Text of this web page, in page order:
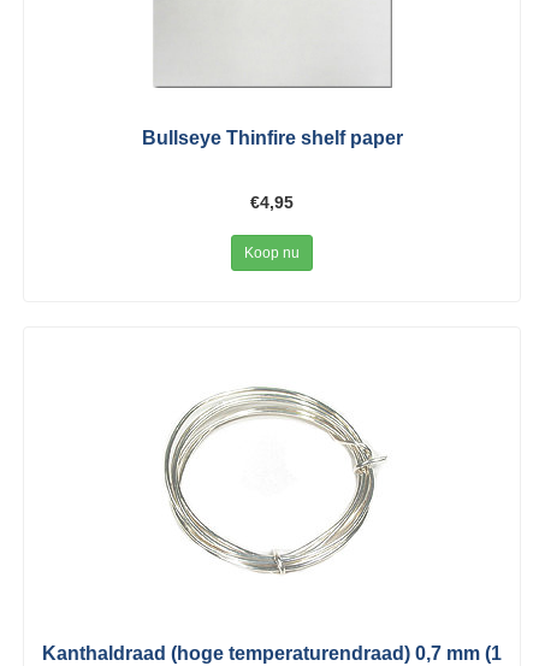
Bullseye Thinfire shelf paper
€4,95
Koop nu
Kanthaldraad (hoge temperaturendraad) 0,7 mm (1